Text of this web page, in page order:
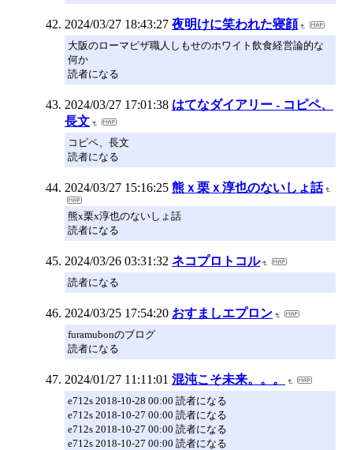
2024/03/27 18:43:27 夜明けに笑われた寝顔
大阪のローマピザ職人しもせのホワイト飲食経営論的な
何か
読者になる
2024/03/27 17:01:38 はてなダイアリー - コピペ、
長文
コピペ、長文
読者になる
2024/03/27 15:16:25 熊ｘ栗ｘ淳也のないしょ話
熊x栗x淳也のないしょ話
読者になる
2024/03/26 03:31:32 ネコプロトコル
読者になる
2024/03/25 17:54:20 おすましエプロン
furamubonのブログ
読者になる
2024/01/27 11:11:01 混沌こそ未来。。。
e712s 2018-10-28 00:00 読者になる
e712s 2018-10-27 00:00 読者になる
e712s 2018-10-27 00:00 読者になる
e712s 2018-10-27 00:00 読者になる